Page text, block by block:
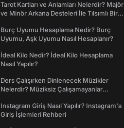
Tarot Kartları ve Anlamları Nelerdir? Majör
ve Minör Arkana Desteleri İle Tılsımlı Bir
Burç Uyumu Hesaplama Nedir? Burç
Uyumu, Aşk Uyumu Nasıl Hesaplanır?
İdeal Kilo Nedir? İdeal Kilo Hesaplama
Nasıl Yapılır?
Ders Çalışırken Dinlenecek Müzikler
Nelerdir? Müziksiz Çalışamayanlar
Instagram Giriş Nasıl Yapılır? Instagram'a
Giriş İşlemleri Rehberi